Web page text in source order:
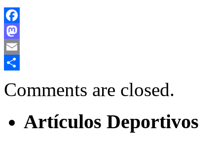
Facebook
Mastodon
Email
Comments are closed.
Artículos Deportivos